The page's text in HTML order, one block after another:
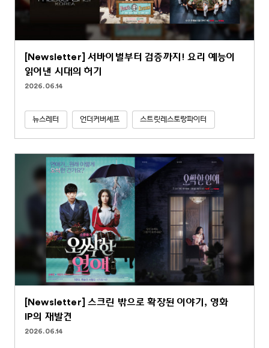
[Newsletter] 서바이벌부터 검증까지! 요리 예능이
읽어낸 시대의 허기
2026.06.14
뉴스레터 언더커버셰프 스트릿레스토랑파이터
[Newsletter] 스크린 밖으로 확장된 이야기, 영화
IP의 재발견
2026.06.14